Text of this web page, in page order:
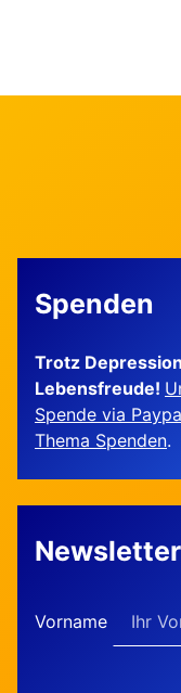
Spenden
Trotz
Lebensfreude!
Spende via
Thema Spenden.
Newsletter
Vorname